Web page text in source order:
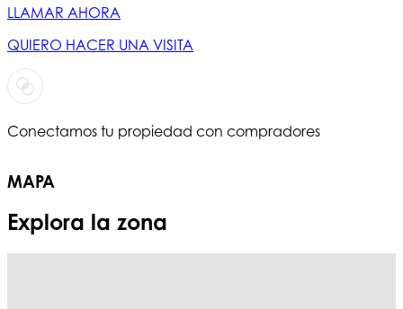
LLAMAR AHORA
QUIERO HACER UNA VISITA
Conectamos tu propiedad con compradores
MAPA
Explora la zona